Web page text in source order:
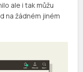
ale i tak můžu
na žádném jiném